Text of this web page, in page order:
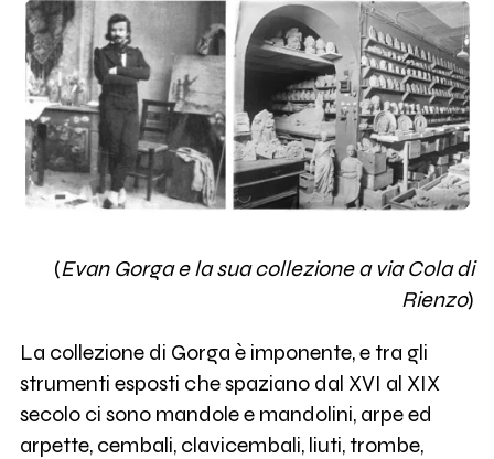
(Evan Gorga e la sua collezione a via Cola di
Rienzo)
La collezione di Gorga è imponente, e tra gli
strumenti esposti che spaziano dal XVI al XIX
secolo ci sono mandole e mandolini, arpe ed
arpette, cembali, clavicembali, liuti, trombe,